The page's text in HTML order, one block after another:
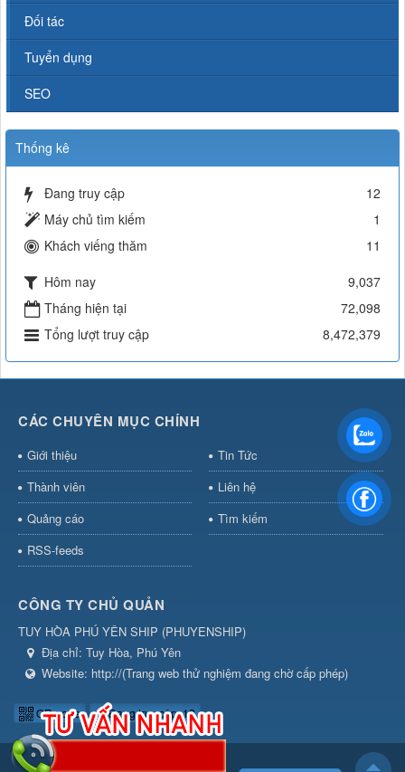
Đối tác
Tuyển dụng
SEO
Thống kê
Đang truy cập
12
Máy chủ tìm kiếm
1
Khách viếng thăm
11
Hôm nay
9,037
Tháng hiện tại
72,098
Tổng lượt truy cập
8,472,379
CÁC CHUYÊN MỤC CHÍNH
Giới thiệu
Tin Tức
Thành viên
Liên hệ
Quảng cáo
Tìm kiếm
RSS-feeds
CÔNG TY CHỦ QUẢN
TUY HÒA PHÚ YÊN SHIP (PHUYENSHIP)
Địa chỉ: Tuy Hòa, Phú Yên
Website: http://(Trang web thử nghiệm đang chờ cấp phép)
QR-code Đang truy cập: 12